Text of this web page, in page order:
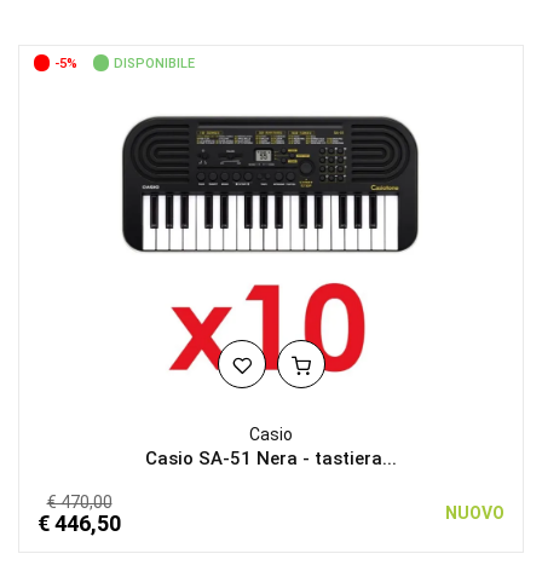
-5% DISPONIBILE
Casio
Casio SA-51 Nera - tastiera...
€ 470,00
€ 446,50 NUOVO